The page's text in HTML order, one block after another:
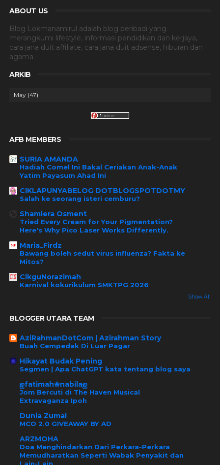
ABOUT US
Blog Lokmanamirul adalah blog peribadi yang
merangkumi lifestyle, informasi pendidikan dan kerjaya,
cara jana duit affiliate, cara jana duit adsense, hiburan dan
agama.
ARKIB
AFB MEMBERS
SURIA AMANDA
Hadiah Comel Ini Bakal Ceriakan Anak-Anak
Yatim Payasum Ahad Ini
CIKLAPUNYABELOG DOTBLOGSPOTDOTMY
Salah ke seorang isteri cemburu?
Shamiera Osment
Tried Every Cream for Your Pigmentation?
Here's Why Pico Laser Works Differently.
Maria_Firdz
Bawang boleh sedut virus influenza? Fakta ke
Mitos?
CikguNorazimah
Karnival kokurikulum SMKTPG 2026
Show All
BLOGGER UTARA TEAM
AziRahmanDotCom | Azirahman Story
Buah Cempedak Di Luar Pagar
Hikayat Budak Pening
Segmen | Apa ChatGPT kata tentang blog saya
ஐfatimah❀nabilaஐ
Jom Bercuti di The Haven Musical
Extravaganza Ipoh
Dunia Zumal
MCO 2.0 GIVEAWAY BY AD
ARZMOHA
Doa Menghindarkan Dari Perkara-Perkara
Memudharatkan Seperti Wabak Penyakit dan